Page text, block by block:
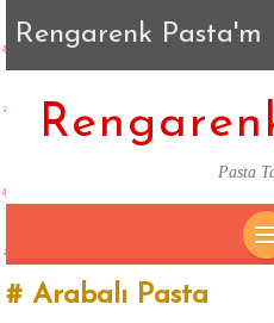
Rengarenk Pasta'm
Pasta
Arabalı Pasta